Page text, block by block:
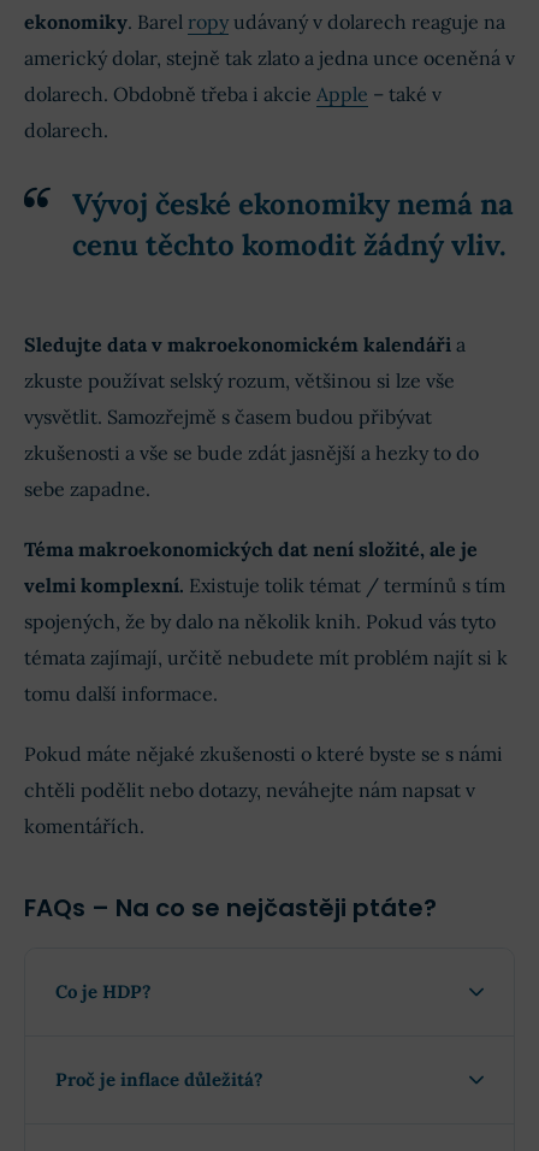
ekonomiky. Barel ropy udávaný v dolarech reaguje na
americký dolar, stejně tak zlato a jedna unce oceněná v
dolarech. Obdobně třeba i akcie Apple – také v
dolarech.
Vývoj české ekonomiky nemá na
cenu těchto komodit žádný vliv.
Sledujte data v makroekonomickém kalendáři a
zkuste používat selský rozum, většinou si lze vše
vysvětlit. Samozřejmě s časem budou přibývat
zkušenosti a vše se bude zdát jasnější a hezky to do
sebe zapadne.
Téma makroekonomických dat není složité, ale je
velmi komplexní. Existuje tolik témat / termínů s tím
spojených, že by dalo na několik knih. Pokud vás tyto
témata zajímají, určitě nebudete mít problém najít si k
tomu další informace.
Pokud máte nějaké zkušenosti o které byste se s námi
chtěli podělit nebo dotazy, neváhejte nám napsat v
komentářích.
FAQs – Na co se nejčastěji ptáte?
Co je HDP?
Proč je inflace důležitá?